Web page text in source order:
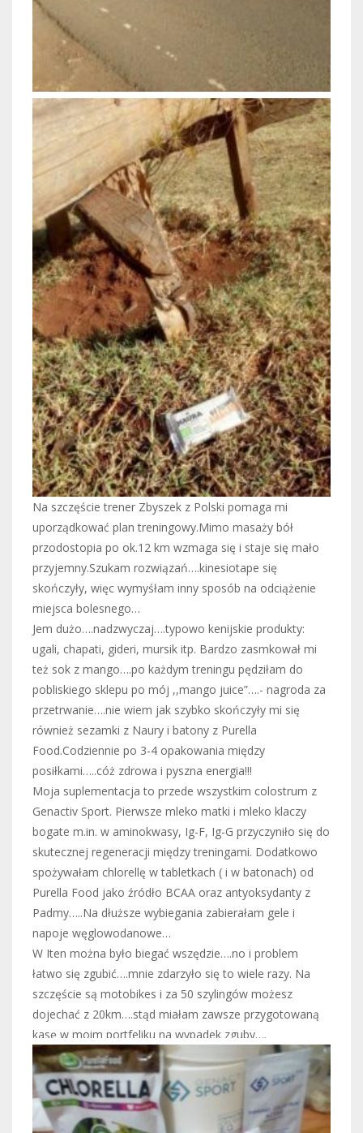
Na szczęście trener Zbyszek z Polski pomaga mi
uporządkować plan treningowy.Mimo masaży bół
przodostopia po ok.12 km wzmaga się i staje się mało
przyjemny.Szukam rozwiązań….kinesiotape się
skończyły, więc wymyśłam inny sposób na odciążenie
miejsca bolesnego…
Jem dużo….nadzwyczaj….typowo kenijskie produkty:
ugali, chapati, gideri, mursik itp. Bardzo zasmkował mi
też sok z mango….po każdym treningu pędziłam do
pobliskiego sklepu po mój ,,mango juice”….- nagroda za
przetrwanie….nie wiem jak szybko skończyły mi się
również sezamki z Naury i batony z Purella
Food.Codziennie po 3-4 opakowania między
posiłkami…..cóż zdrowa i pyszna energia!!!
Moja suplementacja to przede wszystkim colostrum z
Genactiv Sport. Pierwsze mleko matki i mleko klaczy
bogate m.in. w aminokwasy, Ig-F, Ig-G przyczyniło się do
skutecznej regeneracji między treningami. Dodatkowo
spożywałam chlorellę w tabletkach ( i w batonach) od
Purella Food jako źródło BCAA oraz antyoksydanty z
Padmy…..Na dłuższe wybiegania zabierałam gele i
napoje węglowodanowe…
W Iten można było biegać wszędzie….no i problem
łatwo się zgubić….mnie zdarzyło się to wiele razy. Na
szczęście są motobikes i za 50 szylingów możesz
dojechać z 20km….stąd miałam zawsze przygotowaną
kasę w moim portfeliku na wypadek zguby….